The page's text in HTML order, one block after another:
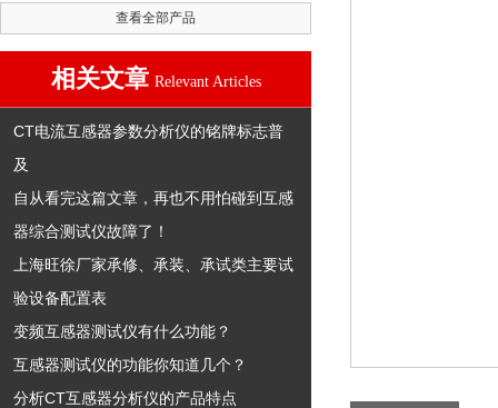
查看全部产品
相关文章 Relevant Articles
CT电流互感器参数分析仪的铭牌标志普
及
自从看完这篇文章，再也不用怕碰到互感
器综合测试仪故障了！
上海旺徐厂家承修、承装、承试类主要试
验设备配置表
变频互感器测试仪有什么功能？
互感器测试仪的功能你知道几个？
分析CT互感器分析仪的产品特点